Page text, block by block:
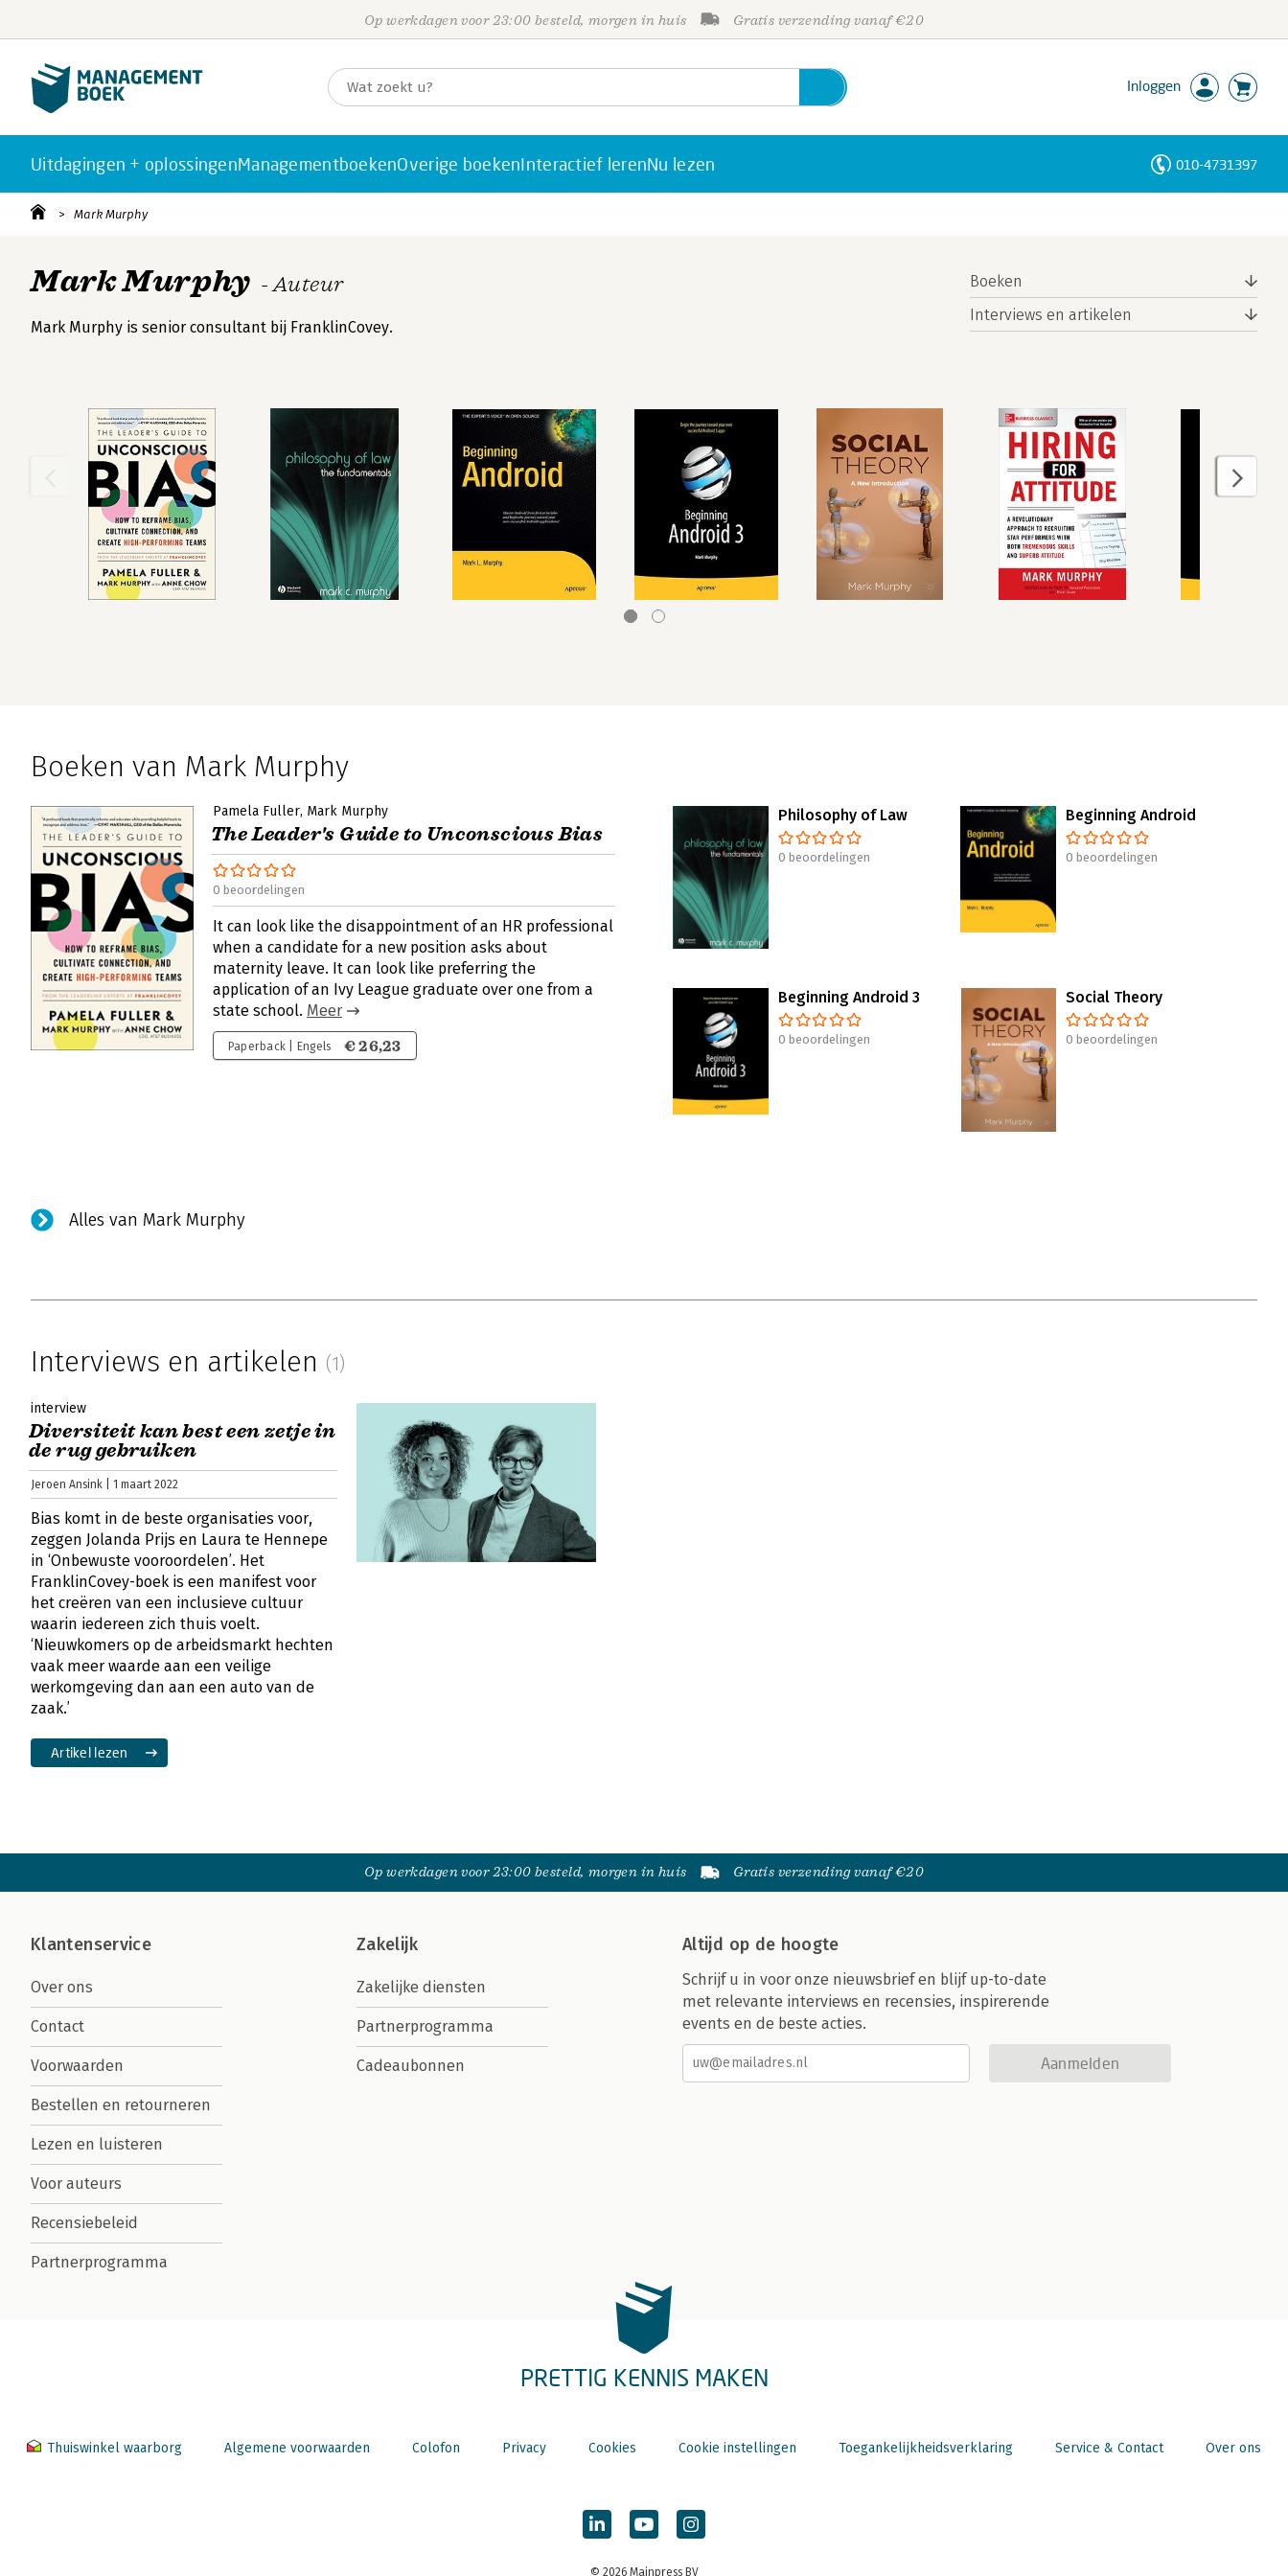
Op werkdagen voor 23:00 besteld, morgen in huis Gratis verzending vanaf €20
Inloggen
Uitdagingen + oplossingenManagementboekenOverige boekenInteractief lerenNu lezen 010-4731397
Mark Murphy
Mark Murphy - Auteur
Mark Murphy is senior consultant bij FranklinCovey.
Boeken
Interviews en artikelen
Boeken van Mark Murphy
Pamela Fuller Mark Murphy
The Leader's Guide to Unconscious Bias
0 beoordelingen
It can look like the disappointment of an HR professional
when a candidate for a new position asks about
maternity leave. It can look like preferring the
application of an Ivy League graduate over one from a
state school. Meer
Paperback | Engels € 26,23
Philosophy of Law
0 beoordelingen
Beginning Android
0 beoordelingen
Beginning Android 3
0 beoordelingen
Social Theory
0 beoordelingen
Alles van Mark Murphy
Interviews en artikelen (1)
interview
Diversiteit kan best een zetje in
de rug gebruiken
Jeroen Ansink | 1 maart 2022
Bias komt in de beste organisaties voor,
zeggen Jolanda Prijs en Laura te Hennepe
in ‘Onbewuste vooroordelen’. Het
FranklinCovey-boek is een manifest voor
het creëren van een inclusieve cultuur
waarin iedereen zich thuis voelt.
‘Nieuwkomers op de arbeidsmarkt hechten
vaak meer waarde aan een veilige
werkomgeving dan aan een auto van de
zaak.’
Artikel lezen
Op werkdagen voor 23:00 besteld, morgen in huis Gratis verzending vanaf €20
Klantenservice
Over ons
Contact
Voorwaarden
Bestellen en retourneren
Lezen en luisteren
Voor auteurs
Recensiebeleid
Partnerprogramma
Zakelijk
Zakelijke diensten
Partnerprogramma
Cadeaubonnen
Altijd op de hoogte
Schrijf u in voor onze nieuwsbrief en blijf up-to-date
met relevante interviews en recensies, inspirerende
events en de beste acties.
Aanmelden
PRETTIG KENNIS MAKEN
Thuiswinkel waarborg Algemene voorwaarden Colofon Privacy Cookies Cookie instellingen Toegankelijkheidsverklaring Service & Contact Over ons
© 2026 Mainpress BV
Personen